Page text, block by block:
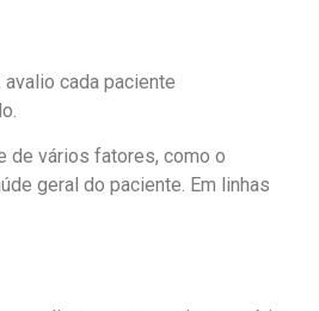
cada paciente
de vários fatores, como o
geral do paciente. Em linhas